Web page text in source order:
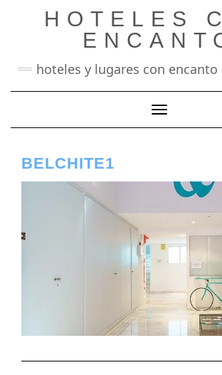
HOTELES
hoteles y lugares con encanto
Cambiar modo
BELCHITE1